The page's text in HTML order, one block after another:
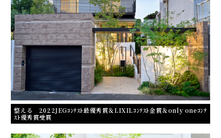
整える 2022JEGｺﾝﾃｽﾄ最優秀賞＆LIXILｺﾝﾃｽﾄ金賞＆only oneｺﾝﾃ
ｽﾄ優秀賞受賞